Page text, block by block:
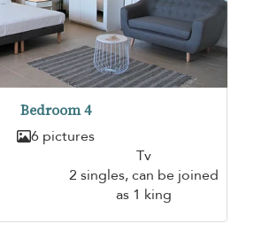
Bedroom 4
6 pictures
Tv
2 singles, can be joined
as 1 king